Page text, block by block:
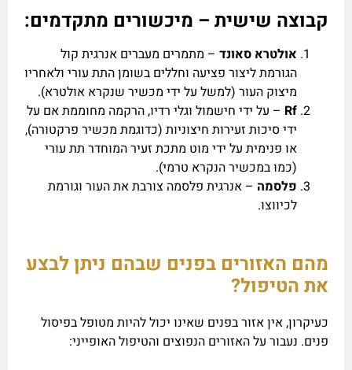
קבוצה שישית – מיכשורים מתקדמים:
אולטרא סאונד – מתמרים מעברים אנרגית קול
הגורמת ליצור פציעה וחללים בשומן התת עורי ולאחריו
מיצוק העור (למשל על ידי מכשיר שנקרא אולטרא).
Rf – על ידי חישמול וגלי רדיו, הרקמה מחוממת אם על
ידי סיכות זעירות חיצוניות (כדוגמת מכשיר פרקטורה),
או פנימית על ידי מוט מתכת זעיר המוחדר תת עורי
(כמו במכשיר הנקרא טרמי).
פלסמה – אנרגית פלסמה צורבת את העור וגורמת
לכיווצו.
מהם האזורים בפנים שבהם ניתן לבצע
את הטיפול?
כעיקרון, אין אזור בפנים שאינו יכול להיות מטופל בפיסול
פנים. נעבור על האזורים הנפוצים והטיפול האופייני: